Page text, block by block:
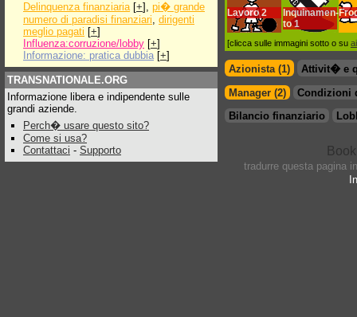
Delinquenza finanziaria[+], pi� grande
numero di paradisi finanziari, dirigenti
meglio pagati [+]
Influenza:corruzione/lobby [+]
Informazione: pratica dubbia [+]
TRANSNATIONALE.ORG
Informazione libera e indipendente sulle
grandi aziende.
Perch� usare questo sito?
Come si usa?
Contattaci - Supporto
Lavoro 2
Inquinamen-
to 1
[clicca sulle immagini sotto o su
Azionista (1)
Attivit� e
Manager (2)
Condizioni
Bilancio finanziario
tradurre questa pagina